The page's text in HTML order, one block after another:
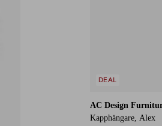
AC Design
Kapphängare, Alex
DEAL